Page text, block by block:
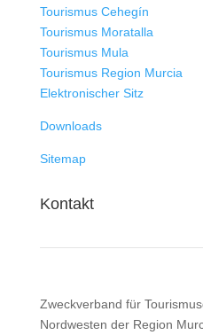
Tourismus Cehegín
Tourismus Moratalla
Tourismus Mula
Tourismus Region Murcia
Elektronischer Sitz
Downloads
Sitemap
Kontakt
Zweckverband für
Nordwesten der Region